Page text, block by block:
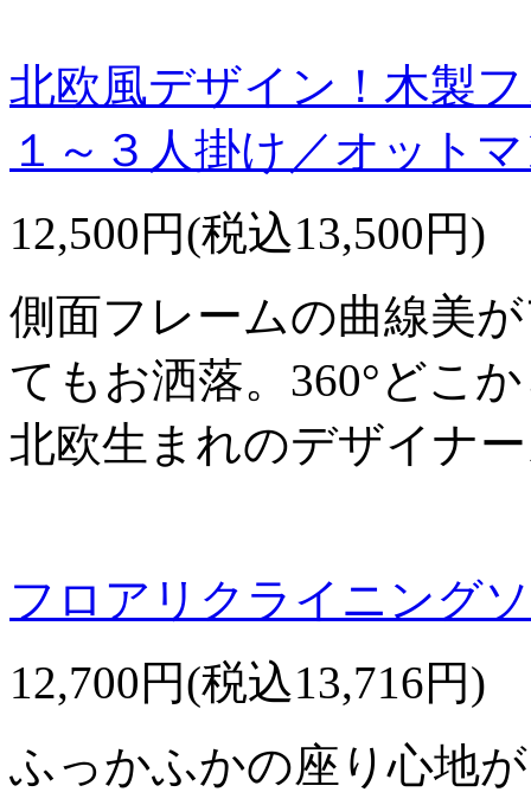
北欧風デザイン！木製
１～３人掛け／オット
12,500円(税込13,500円)
側面フレームの曲線美
てもお洒落。360°どこ
北欧生まれのデザイナ
フロアリクライニング
12,700円(税込13,716円)
ふっかふかの座り心地